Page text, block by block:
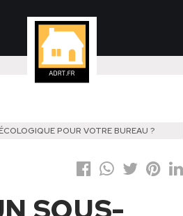
POUR VOTRE BUREAU ?